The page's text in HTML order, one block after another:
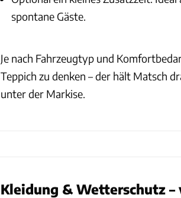
spontane Gäste.
Je nach Fahrzeugtyp und
Teppich zu denken – der hält Matsch
unter der Markise.
Kleidung & Wetterschutz